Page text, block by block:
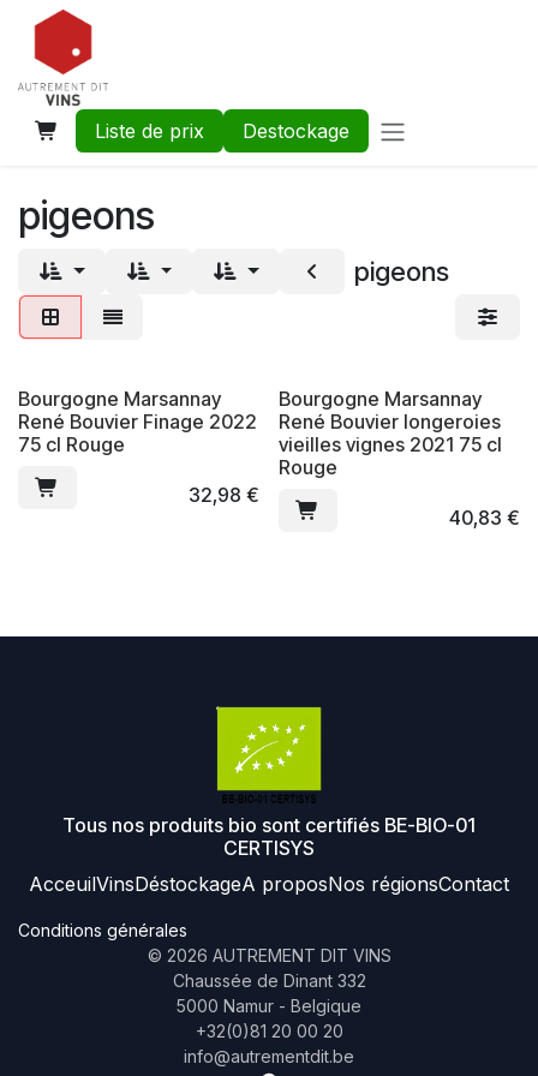
Se rendre au contenu
Liste de prix Destockage
pigeons
pigeons
Bourgogne Marsannay
René Bouvier Finage 2022
75 cl Rouge
32,98 €
Bourgogne Marsannay
René Bouvier longeroies
vieilles vignes 2021 75 cl
Rouge
40,83 €
Tous nos produits bio sont certifiés BE-BIO-01
CERTISYS
AcceuilVinsDéstockageA proposNos régionsContact
Conditions générales
© 2026 AUTREMENT DIT VINS
Chaussée de Dinant 332
5000 Namur - Belgique
+32(0)81 20 00 20
info@autrementdit.be